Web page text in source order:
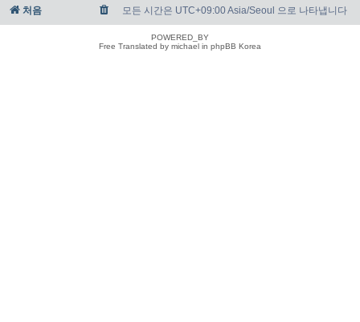
처음 모든 시간은 UTC+09:00 Asia/Seoul 으로 나타냅니다
POWERED_BY
Free Translated by michael in phpBB Korea